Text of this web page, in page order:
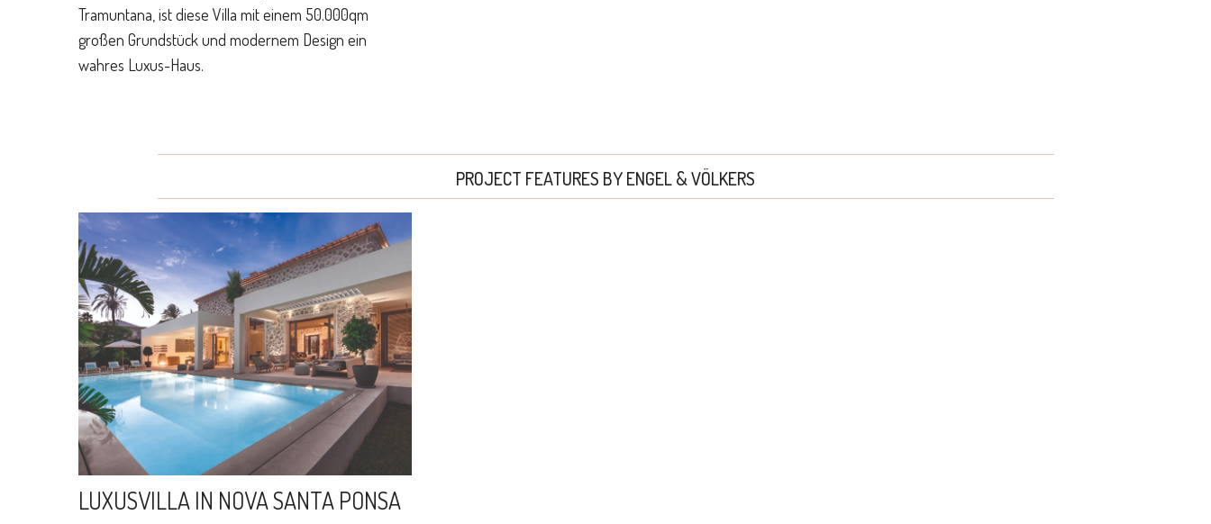
Tramuntana, ist diese Villa mit einem 50.000qm
großen Grundstück und modernem Design ein
wahres Luxus-Haus.
PROJECT FEATURES BY ENGEL & VÖLKERS
LUXUSVILLA IN NOVA SANTA PONSA